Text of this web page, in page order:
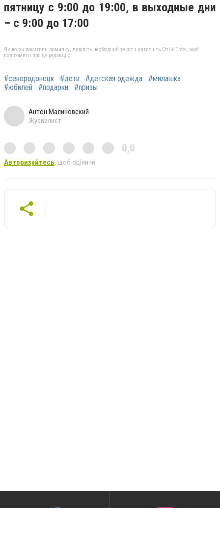
пятницу с 9:00 до 19:00, в выходные дни
– с 9:00 до 17:00
Якщо ви помітили помилку, виділіть необхідний текст і натисніть Ctrl + Enter, щоб
повідомити про це редакцію
#северодонецк #дети #детская одежда
#милашка
#юбилей
#подарки #призы
Антон Малиновский
Журналист
0,0
Авторизуйтесь, щоб оцінити